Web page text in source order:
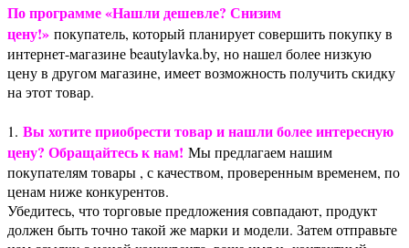
По программе «Нашли дешевле? Снизим
цену!» покупатель, который планирует совершить покупку в
интернет-магазине beautylavka.by, но нашел более низкую
цену в другом магазине, имеет возможность получить скидку
на этот товар.
1. Вы хотите приобрести товар и нашли более интересную
цену? Обращайтесь к нам! Мы предлагаем нашим
покупателям товары , с качеством, проверенным временем, по
ценам ниже конкурентов.
Убедитесь, что торговые предложения совпадают, продукт
должен быть точно такой же марки и модели. Затем отправьте